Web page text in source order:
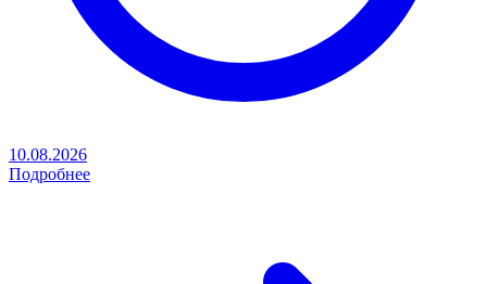
10.08.2026
Подробнее